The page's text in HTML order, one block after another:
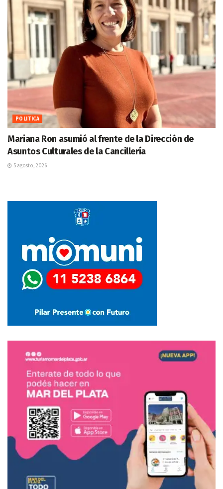
POLITICA
Mariana Ron asumió al frente de la Dirección de
Asuntos Culturales de la Cancillería
5 agosto, 2026